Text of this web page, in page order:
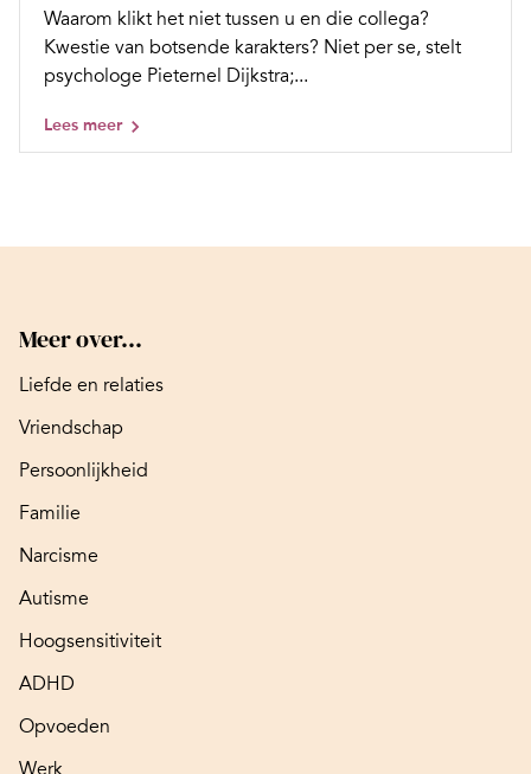
Waarom klikt het niet tussen u en die collega?
Kwestie van botsende karakters? Niet per se, stelt
psychologe Pieternel Dijkstra;...
Lees meer
Meer over...
Liefde en relaties
Vriendschap
Persoonlijkheid
Familie
Narcisme
Autisme
Hoogsensitiviteit
ADHD
Opvoeden